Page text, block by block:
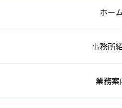
ホー
事務所
業務案